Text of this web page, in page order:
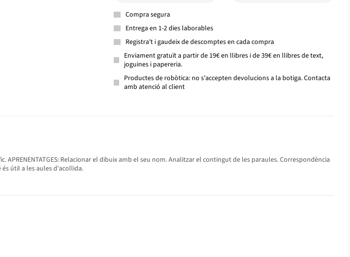
Compra segura
Entrega en 1-2 dies laborables
Registra't i gaudeix de descomptes en cada compra
Enviament gratuït a partir de 19€ en llibres i de 39€ en llibres de text,
joguines i papereria.
Productes de robòtica: no s'accepten devolucions a la botiga. Contacta
amb atenció al client
Relacionar el dibuix amb el seu nom. Analitzar el contingut de les paraules. Correspondència
és útil a les aules d'acollida.